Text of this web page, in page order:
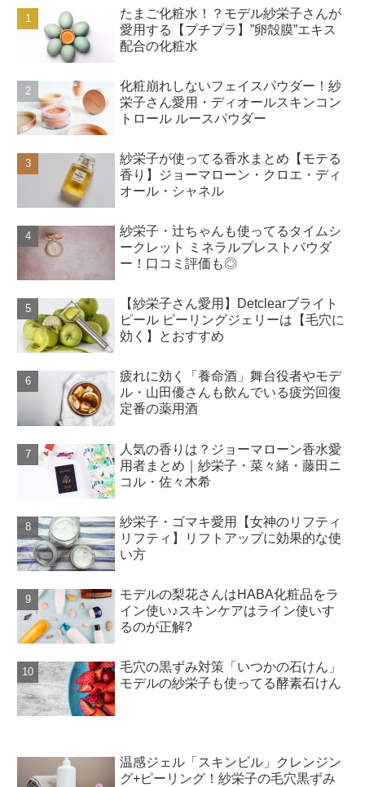
たまご化粧水！？モデル紗栄子さんが
愛用する【プチプラ】”卵殻膜”エキス
配合の化粧水
化粧崩れしないフェイスパウダー！紗
栄子さん愛用・ディオールスキンコン
トロール ルースパウダー
紗栄子が使ってる香水まとめ【モテる
香り】ジョーマローン・クロエ・ディ
オール・シャネル
紗栄子・辻ちゃんも使ってるタイムシ
ークレット ミネラルプレストパウダ
ー！口コミ評価も◎
【紗栄子さん愛用】Detclearブライト
ピール ピーリングジェリーは【毛穴に
効く】とおすすめ
疲れに効く「養命酒」舞台役者やモデ
ル・山田優さんも飲んでいる疲労回復
定番の薬用酒
人気の香りは？ジョーマローン香水愛
用者まとめ｜紗栄子・菜々緒・藤田ニ
コル・佐々木希
紗栄子・ゴマキ愛用【女神のリフティ
リフティ】リフトアップに効果的な使
い方
モデルの梨花さんはHABA化粧品をラ
イン使い♪スキンケアはライン使いす
るのが正解?
毛穴の黒ずみ対策「いつかの石けん」
モデルの紗栄子も使ってる酵素石けん
温感ジェル「スキンビル」クレンジン
グ+ピーリング！紗栄子の毛穴黒ずみ